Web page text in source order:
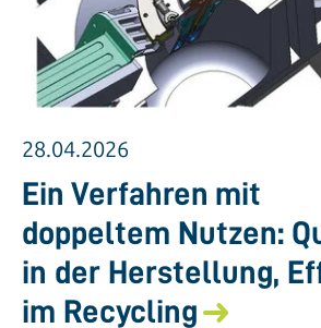
28.04.2026
Ein Verfahren mit
doppeltem Nutzen:
in der Herstellung,
im Recycling